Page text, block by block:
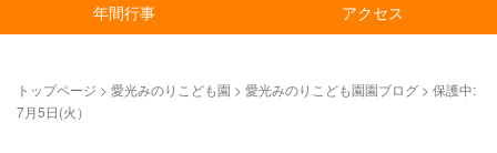
年間行事
アクセス
トップページ > 愛光みのりこども園 > 愛光みのりこども園園ブログ > 保護中:
7月5日(火）